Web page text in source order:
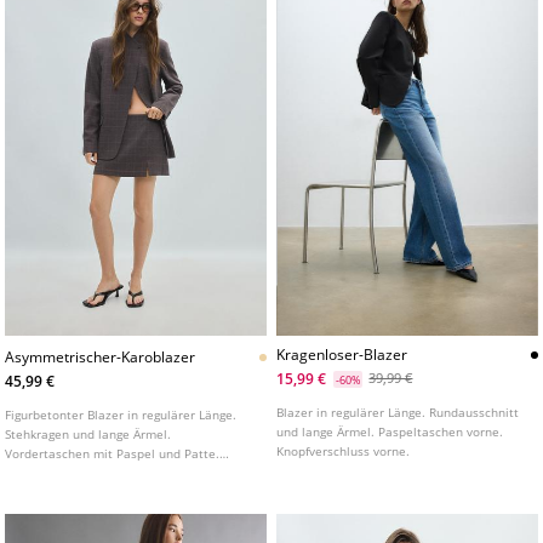
Asymmetrischer-Karoblazer
45,99 €
Figurbetonter Blazer in regulärer Länge.
Stehkragen und lange Ärmel.
Vordertaschen mit Paspel und Patte.
Kragenloser-Blazer
15,99 €
-60% 39,99 €
Blazer in regulärer Länge. Rundausschnitt
und lange Ärmel. Paspeltaschen vorne.
Knopfverschluss vorne.